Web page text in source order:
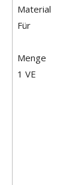
Material
Für
Menge
1 VE